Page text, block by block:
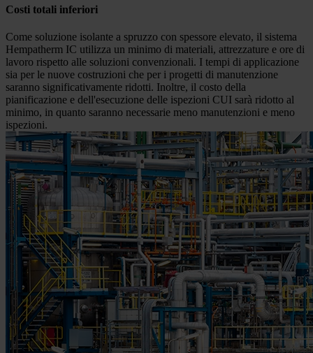
Costi totali inferiori
Come soluzione isolante a spruzzo con spessore elevato, il sistema
Hempatherm IC utilizza un minimo di materiali, attrezzature e ore di
lavoro rispetto alle soluzioni convenzionali. I tempi di applicazione
sia per le nuove costruzioni che per i progetti di manutenzione
saranno significativamente ridotti. Inoltre, il costo della
pianificazione e dell'esecuzione delle ispezioni CUI sarà ridotto al
minimo, in quanto saranno necessarie meno manutenzioni e meno
ispezioni.